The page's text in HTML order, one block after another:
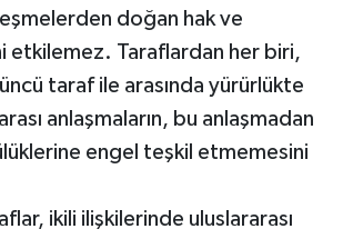
doğan hak ve
etkilemez. Taraflardan her biri,
taraf ile arasında yürürlükte
anlaşmaların, bu anlaşmadan
engel teşkil etmemesini
ikili ilişkilerinde uluslararası